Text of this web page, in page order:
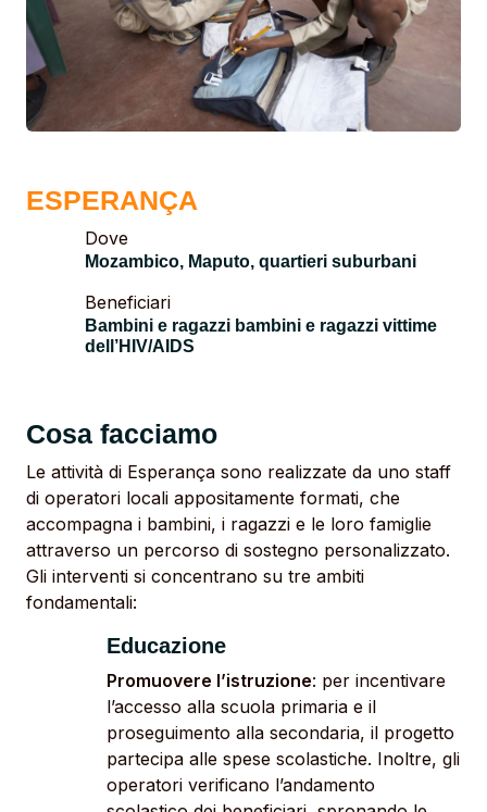
ESPERANÇA
Dove
Mozambico, Maputo, quartieri suburbani
Beneficiari
Bambini e ragazzi bambini e ragazzi vittime
dell’HIV/AIDS
Cosa facciamo
Le attività di Esperança sono realizzate da uno staff
di operatori locali appositamente formati, che
accompagna i bambini, i ragazzi e le loro famiglie
attraverso un percorso di sostegno personalizzato.
Gli interventi si concentrano su tre ambiti
fondamentali:
Educazione
Promuovere l’istruzione: per incentivare
l’accesso alla scuola primaria e il
proseguimento alla secondaria, il progetto
partecipa alle spese scolastiche. Inoltre, gli
operatori verificano l’andamento